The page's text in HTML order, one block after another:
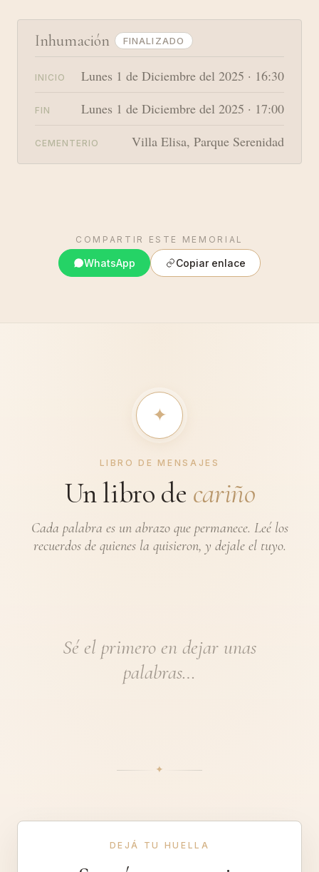
Inhumación FINALIZADO
INICIO Lunes 1 de Diciembre del 2025 · 16:30
FIN Lunes 1 de Diciembre del 2025 · 17:00
CEMENTERIO Villa Elisa, Parque Serenidad
COMPARTIR ESTE MEMORIAL
WhatsApp Copiar enlace
✦︎
LIBRO DE MENSAJES
Un libro de cariño
Cada palabra es un abrazo que permanece. Leé los
recuerdos de quienes la quisieron, y dejale el tuyo.
Sé el primero en dejar unas
palabras…
✦︎
DEJÁ TU HUELLA